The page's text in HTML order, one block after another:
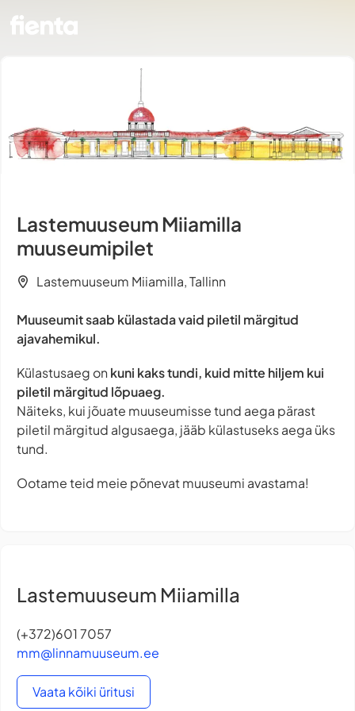
Lastemuuseum Miiamilla
muuseumipilet
Lastemuuseum Miiamilla, Tallinn
Muuseumit saab külastada vaid piletil märgitud
ajavahemikul.
Külastusaeg on kuni kaks tundi, kuid mitte hiljem kui
piletil märgitud lõpuaeg.
Näiteks, kui jõuate muuseumisse tund aega pärast
piletil märgitud algusaega, jääb külastuseks aega üks
tund.
Ootame teid meie põnevat muuseumi avastama!
Lastemuuseum Miiamilla
(+372)601 7057
mm@linnamuuseum.ee
Vaata kõiki üritusi